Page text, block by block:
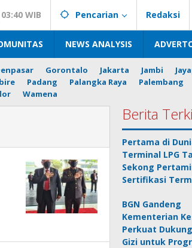
WIB Pencarian Redaksi
NEWS ANALYSIS
Gorontalo Jakarta Jambi
Padang Palangka Raya Palembang
Wamena
Berita
Pertama di
Terminal LPG
Sekong
Sertifikasi
BGN Gandeng
Kementerian
Perkuat
Gizi untuk